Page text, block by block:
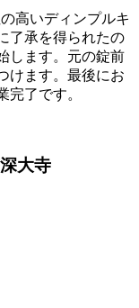
高いディンプルキ
了承を得られたの
します。元の錠前
けます。最後にお
完了です。
大寺